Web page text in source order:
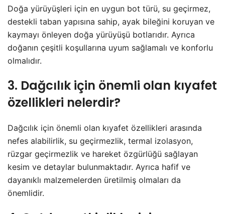
Doğa yürüyüşleri için en uygun bot türü, su geçirmez,
destekli taban yapısına sahip, ayak bileğini koruyan ve
kaymayı önleyen doğa yürüyüşü botlarıdır. Ayrıca
doğanın çeşitli koşullarına uyum sağlamalı ve konforlu
olmalıdır.
3. Dağcılık için önemli olan kıyafet
özellikleri nelerdir?
Dağcılık için önemli olan kıyafet özellikleri arasında
nefes alabilirlik, su geçirmezlik, termal izolasyon,
rüzgar geçirmezlik ve hareket özgürlüğü sağlayan
kesim ve detaylar bulunmaktadır. Ayrıca hafif ve
dayanıklı malzemelerden üretilmiş olmaları da
önemlidir.